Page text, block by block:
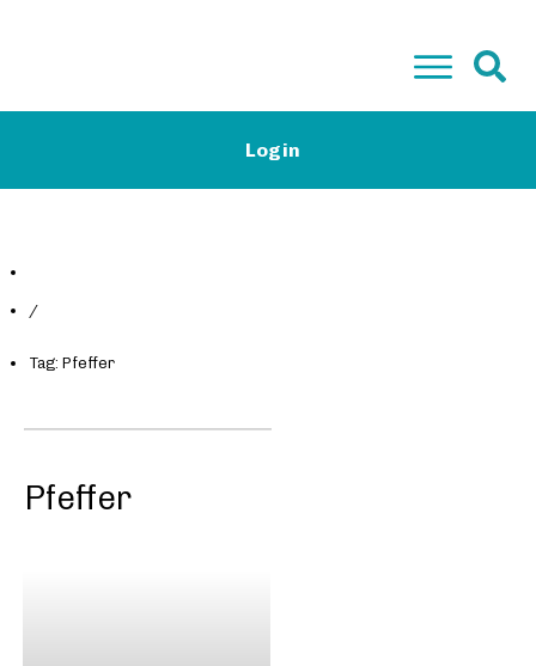
Start
Low-Carb Rezepte
Login
/
Tag: Pfeffer
Pfeffer